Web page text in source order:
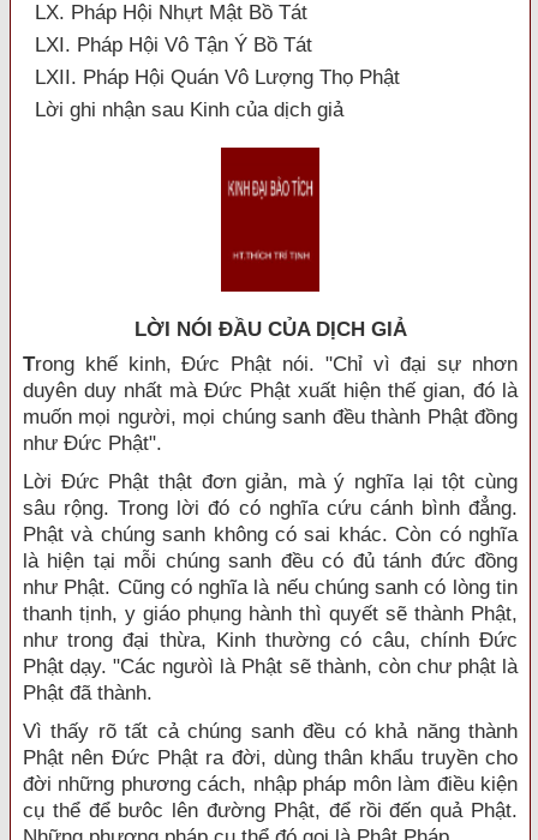
LX. Pháp Hội Nhựt Mật Bồ Tát
LXI. Pháp Hội Vô Tận Ý Bồ Tát
LXII. Pháp Hội Quán Vô Lượng Thọ Phật
Lời ghi nhận sau Kinh của dịch giả
LỜI NÓI ÐẦU CỦA DỊCH GIẢ
Trong khế kinh, Đức Phật nói. "Chỉ vì đại sự nhơn
duyên duy nhất mà Đức Phật xuất hiện thế gian, đó là
muốn mọi người, mọi chúng sanh đều thành Phật đồng
như Đức Phật".
Lời Đức Phật thật đơn giản, mà ý nghĩa lại tột cùng
sâu rộng. Trong lời đó có nghĩa cứu cánh bình đẳng.
Phật và chúng sanh không có sai khác. Còn có nghĩa
là hiện tại mỗi chúng sanh đều có đủ tánh đức đồng
như Phật. Cũng có nghĩa là nếu chúng sanh có lòng tin
thanh tịnh, y giáo phụng hành thì quyết sẽ thành Phật,
như trong đại thừa, Kinh thường có câu, chính Đức
Phật dạy. "Các ngưòì là Phật sẽ thành, còn chư phật là
Phật đã thành.
Vì thấy rõ tất cả chúng sanh đều có khả năng thành
Phật nên Đức Phật ra đời, dùng thân khẩu truyền cho
đời những phương cách, nhập pháp môn làm điều kiện
cụ thể để bưôc lên đường Phật, để rồi đến quả Phật.